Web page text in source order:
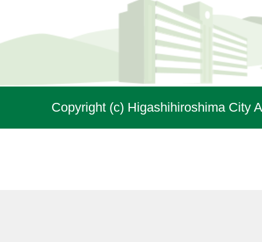
Copyright (c) Higashihiroshima City